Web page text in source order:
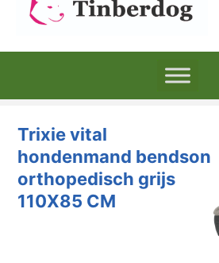
Trixie vital
hondenmand bendson
orthopedisch grijs
110X85 CM